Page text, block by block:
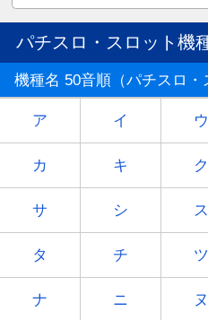
パチスロ・スロット機
機種名 50音順（パチスロ・
ア イ ウ
カ キ ク
サ シ ス
タ チ ツ
ナ ニ ヌ